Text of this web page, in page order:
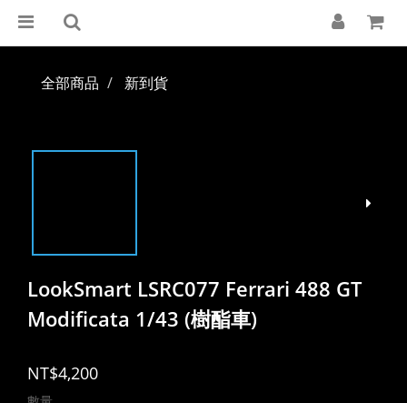
全部商品 新到貨
LookSmart LSRC077 Ferrari 488 GT
Modificata 1/43 (樹酯車)
NT$4,200